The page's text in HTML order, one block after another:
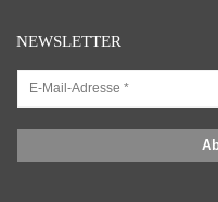
NEWSLETTER